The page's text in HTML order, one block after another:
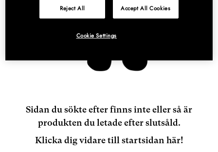
Sidan du sökte efter finns inte eller så är
produkten du letade efter slutsåld.
Klicka dig vidare till startsidan här!
Reject All Accept All Cookies
Cookie Settings